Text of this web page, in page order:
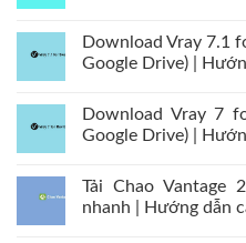
Download Vray 7.1
Google Drive) |
Download Vray 7
Google Drive) |
Tải Chao Vantage
nhanh | Hướng dẫn